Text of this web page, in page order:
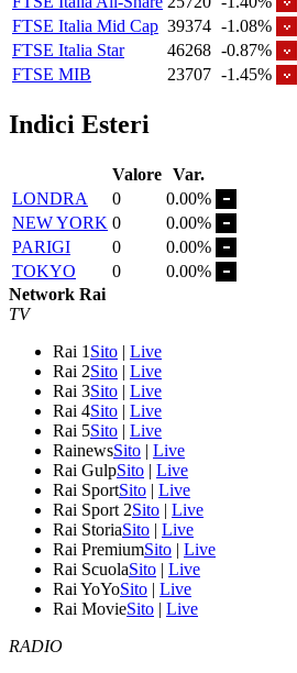
FTSE Italia Mid Cap 39374 -1.08%
FTSE Italia Star
46268 -0.87%
FTSE MIB
23707 -1.45%
Indici Esteri
Valore Var.
LONDRA
0
0.00%
NEW YORK 0
0.00%
PARIGI
0
0.00%
TOKYO
0
0.00%
Network Rai
TV
Rai 1 Sito | Live
Rai 2Sito | Live
Rai 3Sito | Live
Rai 4Sito | Live
Rai 5Sito | Live
RainewsSito | Live
Rai GulpSito | Live
Rai SportSito | Live
Rai Sport 2Sito | Live
Rai StoriaSito | Live
Rai PremiumSito | Live
Rai ScuolaSito | Live
Rai YoYoSito | Live
Rai MovieSito | Live
RADIO